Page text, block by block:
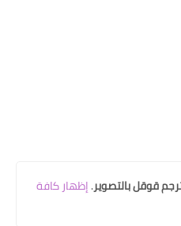
قوقل بالتصوير.إظهار كافة